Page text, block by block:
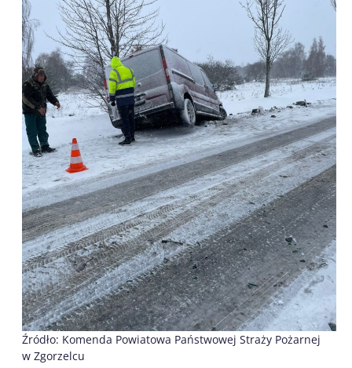
Źródło: Komenda Powiatowa Państwowej Straży Pożarnej
w Zgorzelcu